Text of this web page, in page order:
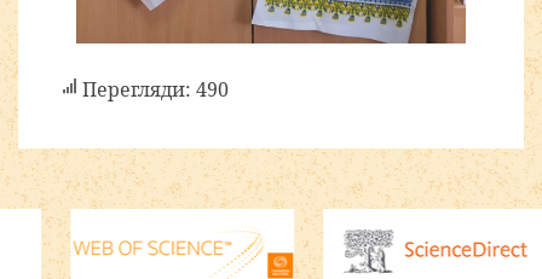
Перегляди: 490